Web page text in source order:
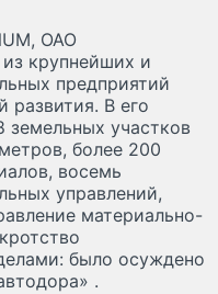
ОАО
крупнейших и
предприятий
развития. В его
земельных участков
более 200
восемь
управлений,
материально-
было осуждено
.